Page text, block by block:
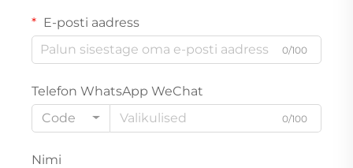
E-posti aadress
0/100
Telefon WhatsApp WeChat
Code
0/100
Nimi